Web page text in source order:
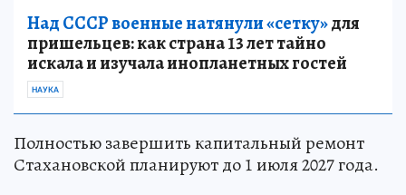
Над СССР военные натянули «сетку»для
пришельцев: как страна 13 лет тайно
искала и изучала инопланетных гостей
НАУКА
Полностью завершить капитальный ремонт
Стахановской планируют до 1 июля 2027 года.